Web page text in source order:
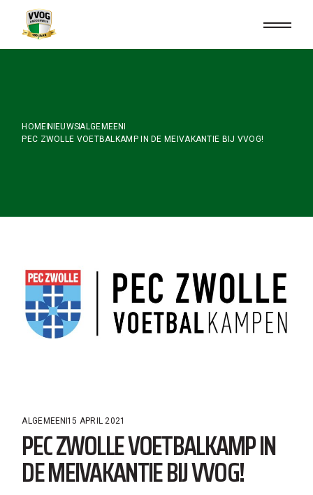
content
HOME NIEUWSALGEMEEN
PEC ZWOLLE VOETBALKAMP IN DE MEIVAKANTIE BIJ VVOG!
ALGEMEEN 15 APRIL 2021
PEC ZWOLLE VOETBALKAMP IN
DE MEIVAKANTIE BIJ VVOG!